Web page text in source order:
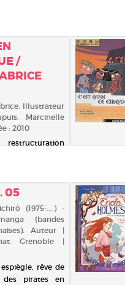
/
Illustrateur
Marcinelle
: 2010
quitte le
voyage
de nombreux
les exigences
milli...
05
(1975-....) -
(bandes
Auteur |
Grenoble |
rêve de
pirates en